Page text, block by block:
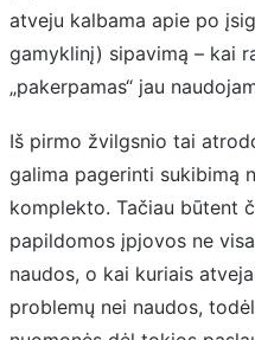
atveju kalbama apie po
gamyklinį) sipavimą – kai
„pakerpamas“ jau
Iš pirmo žvilgsnio tai
galima pagerinti sukibimą
komplekto. Tačiau būtent
papildomos įpjovos ne
naudos, o kai kuriais
problemų nei naudos,